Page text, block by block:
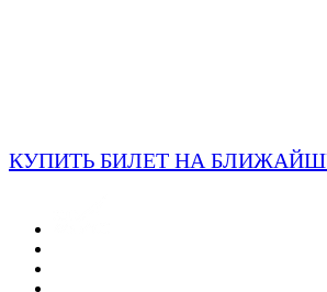
КУПИТЬ БИЛЕТ НА